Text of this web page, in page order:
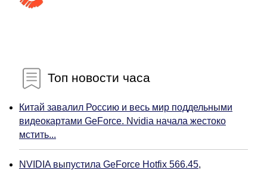
Топ новости часа
Китай завалил Россию и весь мир поддельными
видеокартами GeForce. Nvidia начала жестоко
мстить...
NVIDIA выпустила GeForce Hotfix 566.45,